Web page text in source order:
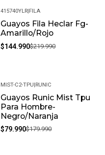
-34%
415740YLR FILA
Guayos Fila Heclar Fg-
Amarillo/Rojo
$144.990$219.990
-56%
MIST-C2-TPU RUNIC
Guayos Runic Mist Tpu
Para Hombre-
Negro/Naranja
$79.990$179.990